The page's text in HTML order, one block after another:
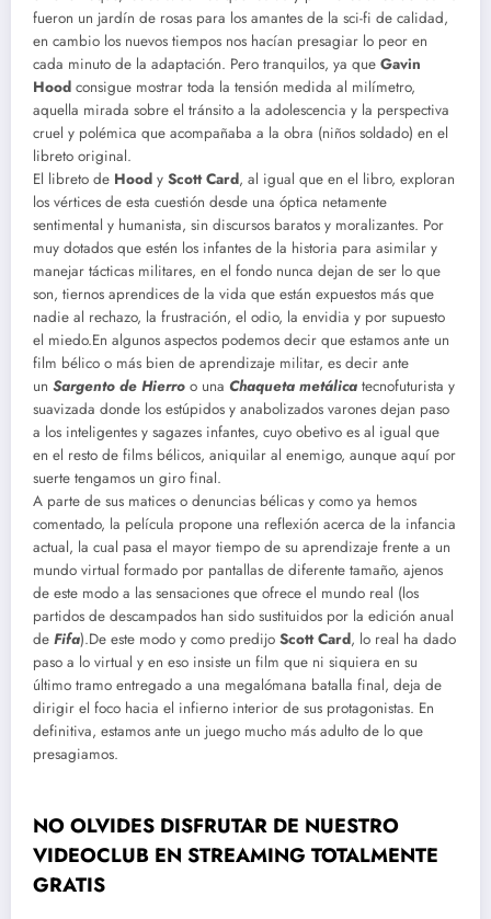
fueron un jardín de rosas para los amantes de la sci-fi de calidad,
en cambio los nuevos tiempos nos hacían presagiar lo peor en
cada minuto de la adaptación. Pero tranquilos, ya que Gavin
Hood consigue mostrar toda la tensión medida al milímetro,
aquella mirada sobre el tránsito a la adolescencia y la perspectiva
cruel y polémica que acompañaba a la obra (niños soldado) en el
libreto original.
El libreto de Hood y Scott Card, al igual que en el libro, exploran
los vértices de esta cuestión desde una óptica netamente
sentimental y humanista, sin discursos baratos y moralizantes. Por
muy dotados que estén los infantes de la historia para asimilar y
manejar tácticas militares, en el fondo nunca dejan de ser lo que
son, tiernos aprendices de la vida que están expuestos más que
nadie al rechazo, la frustración, el odio, la envidia y por supuesto
el miedo.En algunos aspectos podemos decir que estamos ante un
film bélico o más bien de aprendizaje militar, es decir ante
un Sargento de Hierro o una Chaqueta metálica tecnofuturista y
suavizada donde los estúpidos y anabolizados varones dejan paso
a los inteligentes y sagazes infantes, cuyo obetivo es al igual que
en el resto de films bélicos, aniquilar al enemigo, aunque aquí por
suerte tengamos un giro final.
A parte de sus matices o denuncias bélicas y como ya hemos
comentado, la película propone una reflexión acerca de la infancia
actual, la cual pasa el mayor tiempo de su aprendizaje frente a un
mundo virtual formado por pantallas de diferente tamaño, ajenos
de este modo a las sensaciones que ofrece el mundo real (los
partidos de descampados han sido sustituidos por la edición anual
de Fifa).De este modo y como predijo Scott Card, lo real ha dado
paso a lo virtual y en eso insiste un film que ni siquiera en su
último tramo entregado a una megalómana batalla final, deja de
dirigir el foco hacia el infierno interior de sus protagonistas. En
definitiva, estamos ante un juego mucho más adulto de lo que
presagiamos.
NO OLVIDES DISFRUTAR DE NUESTRO
VIDEOCLUB EN STREAMING TOTALMENTE
GRATIS